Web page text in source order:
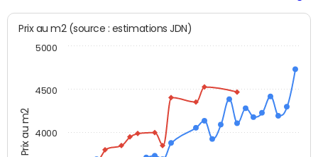
Prix au m2
Prix au m2 (source : estimations JDN)
4000
4500
5000